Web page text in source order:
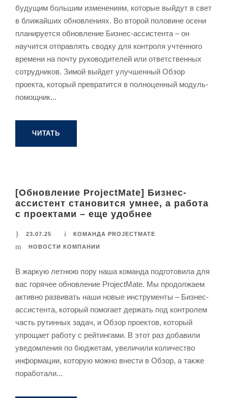
будущим большим изменениям, которые выйдут в свет
в ближайших обновлениях. Во второй половине осени
планируется обновление Бизнес-ассистента – он
научится отправлять сводку для контроля учтенного
времени на почту руководителей или ответственных
сотрудников. Зимой выйдет улучшенный Обзор
проекта, который превратится в полноценный модуль-
помощник...
ЧИТАТЬ
[Обновление ProjectMate] Бизнес-
ассистент становится умнее, а работа
с проектами – еще удобнее
23.07.25 КОМАНДА PROJECTMATE
НОВОСТИ КОМПАНИИ
В жаркую летнюю пору наша команда подготовила для
вас горячее обновление ProjectMate. Мы продолжаем
активно развивать наши новые инструменты – Бизнес-
ассистента, который помогает держать под контролем
часть рутинных задач, и Обзор проектов, который
упрощает работу с рейтингами. В этот раз добавили
уведомления по бюджетам, увеличили количество
информации, которую можно внести в Обзор, а также
поработали...